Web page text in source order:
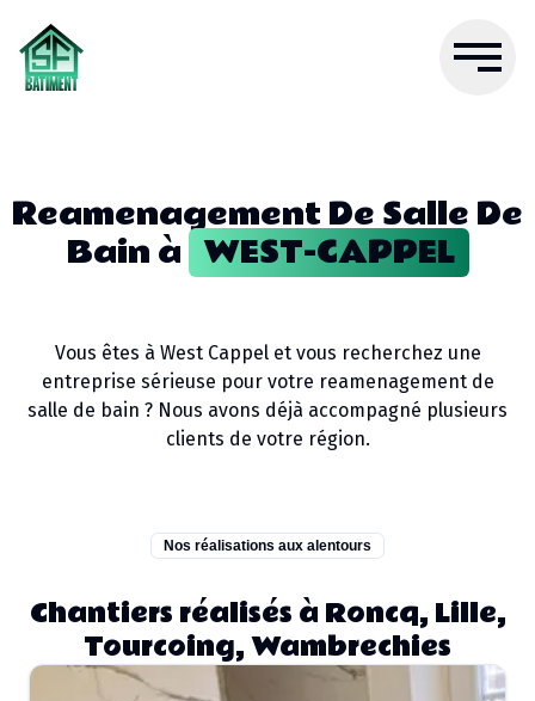
Reamenagement De Salle De
Bainà WEST-CAPPEL
Vous êtes à West Cappelet vous recherchez une
entreprise sérieuse pour votre reamenagement de
salle de bain ? Nous avons déjà accompagné plusieurs
clients de votre région.
Nos réalisations aux alentours
Chantiers réalisés à Roncq, Lille,
Tourcoing, Wambrechies